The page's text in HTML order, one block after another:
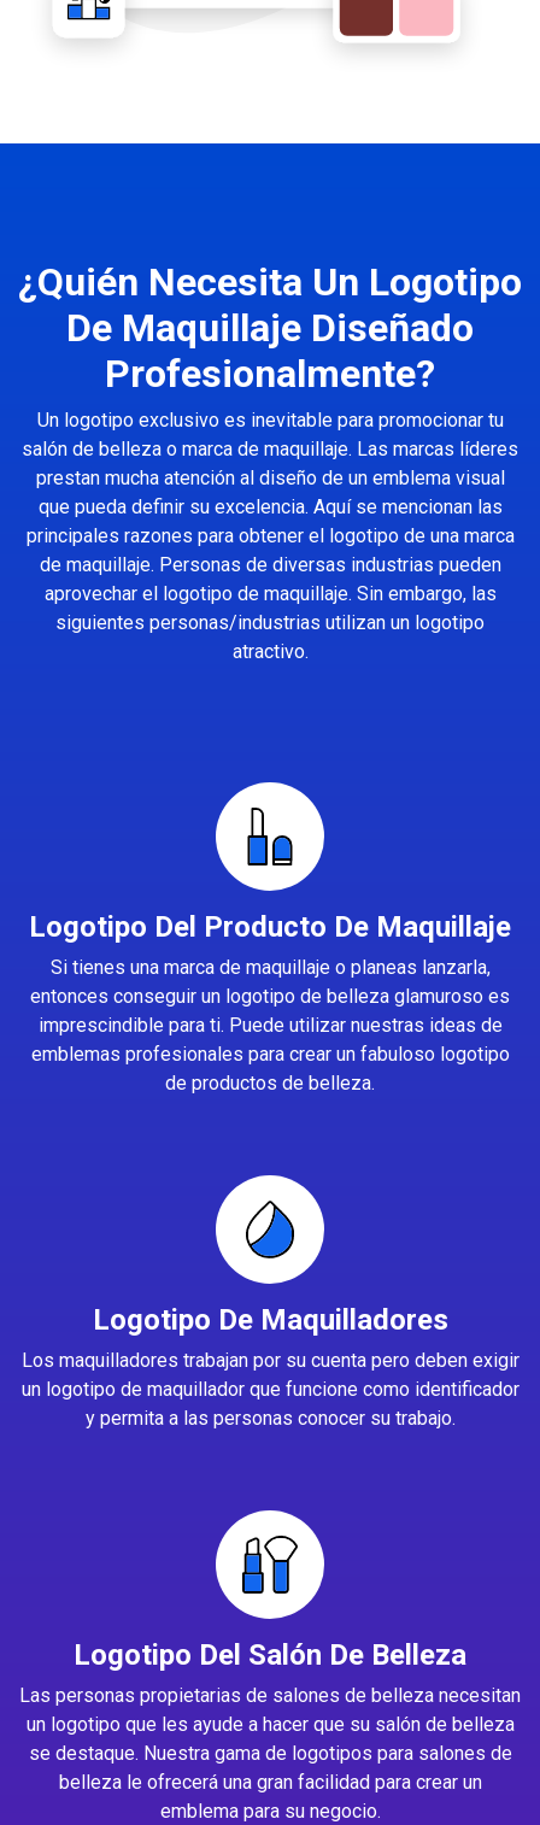
¿Quién Necesita Un Logotipo
De Maquillaje Diseñado
Profesionalmente?
Un logotipo exclusivo es inevitable para promocionar tu
salón de belleza o marca de maquillaje. Las marcas líderes
prestan mucha atención al diseño de un emblema visual
que pueda definir su excelencia. Aquí se mencionan las
principales razones para obtener el logotipo de una marca
de maquillaje. Personas de diversas industrias pueden
aprovechar el logotipo de maquillaje. Sin embargo, las
siguientes personas/industrias utilizan un logotipo
atractivo.
Logotipo Del Producto De Maquillaje
Si tienes una marca de maquillaje o planeas lanzarla,
entonces conseguir un logotipo de belleza glamuroso es
imprescindible para ti. Puede utilizar nuestras ideas de
emblemas profesionales para crear un fabuloso logotipo
de productos de belleza.
Logotipo De Maquilladores
Los maquilladores trabajan por su cuenta pero deben exigir
un logotipo de maquillador que funcione como identificador
y permita a las personas conocer su trabajo.
Logotipo Del Salón De Belleza
Las personas propietarias de salones de belleza necesitan
un logotipo que les ayude a hacer que su salón de belleza
se destaque. Nuestra gama de logotipos para salones de
belleza le ofrecerá una gran facilidad para crear un
emblema para su negocio.